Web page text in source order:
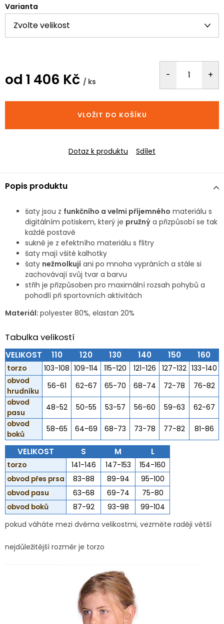
Varianta
od 1 406 Kč / ks
cena:
VLOŽIT DO KOŠÍKU
Dotaz k produktu Sdílet
Popis produktu
šaty jsou z funkčního a velmi příjemného materiálu s
digitálním potiskem, který je pružný a přizpůsobí se tak
každé postavě
sukně je z efektního materiálu s flitry
šaty mají všité kalhotky
šaty nežmolkují ani po mnoha vypráních a stále si
zachovávají svůj tvar a barvu
střih je přizpůsoben pro maximální rozsah pohybů a
pohodlí při sportovních aktivitách
Materiál: polyester 80%, elastan 20%
Tabulka velikostí
VELIKOST 110 120 130 140 150 160
torzo 103-108 109-114 115-120 121-126 127-132 133-140
obvod
hrudníku
56-61 62-67 65-70 68-74 72-78
76-82
obvod
pasu
48-52 50-55 53-57 56-60 59-63
62-67
obvod
boků
58-65 64-69 68-73 73-78 77-82 81-86
VELIKOST S M L
torzo 141-146 147-153
154-160
obvod přes prsa
83-88 89-94
95-100
obvod pasu
63-68 69-74
75-80
obvod boků
87-92 93-98
99-104
pokud váháte mezi dvěma velikostmi, vezměte raději větší
nejdůležitější rozměr je torzo